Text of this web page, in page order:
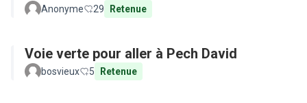
Anonyme 29 Retenue
Voie verte pour aller à Pech David
bosvieux 5 Retenue